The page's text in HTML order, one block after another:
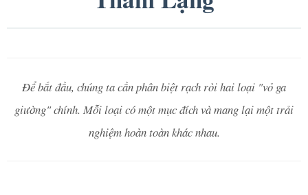
Để bắt đầu, chúng ta cần phân biệt rạch ròi hai loại "vỏ ga
giường" chính. Mỗi loại có một mục đích và mang lại một trải
nghiệm hoàn toàn khác nhau.